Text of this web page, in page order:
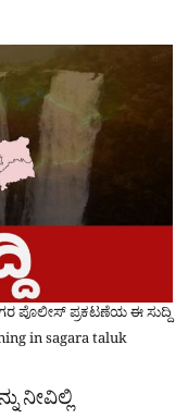
ಪೊಲೀಸ್​ ಪ್ರಕಟಣೆಯ ಈ ಸುದ್ದಿ
in sagara taluk
ನೀವಿಲ್ಲಿ